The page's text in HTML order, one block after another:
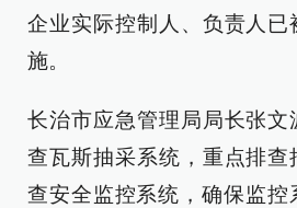
企业实际控制人、负责人已
施。
长治市应急管理局局长张文
查瓦斯抽采系统，重点排查
查安全监控系统，确保监控